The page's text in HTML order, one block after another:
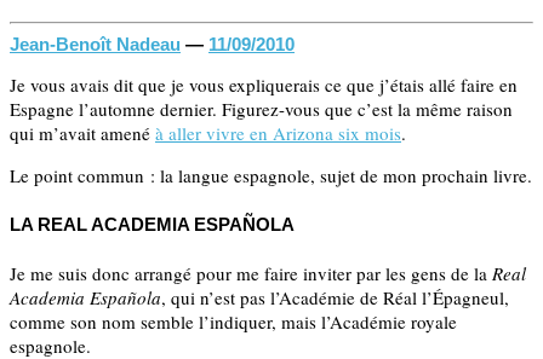
Jean-Benoît Nadeau — 11/09/2010
Je vous avais dit que je vous expliquerais ce que j’étais allé faire en
Espagne l’automne dernier. Figurez-vous que c’est la même raison
qui m’avait amené à aller vivre en Arizona six mois.
Le point commun : la langue espagnole, sujet de mon prochain livre.
LA REAL ACADEMIA ESPAÑOLA
Je me suis donc arrangé pour me faire inviter par les gens de la Real
Academia Española, qui n’est pas l’Académie de Réal l’Épagneul,
comme son nom semble l’indiquer, mais l’Académie royale
espagnole.